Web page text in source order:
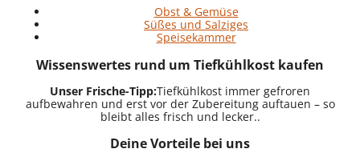
Obst & Gemüse
Süßes und Salziges
Speisekammer
Wissenswertes rund um Tiefkühlkost kaufen
Unser Frische-Tipp:Tiefkühlkost immer gefroren
aufbewahren und erst vor der Zubereitung auftauen – so
bleibt alles frisch und lecker..
Deine Vorteile bei uns